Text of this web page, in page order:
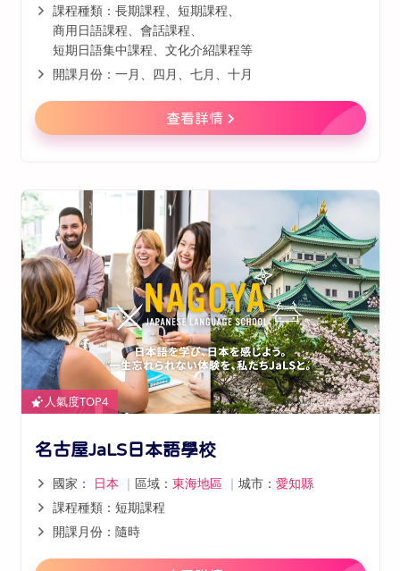
課程種類：長期課程、短期課程、
商用日語課程、會話課程、
短期日語集中課程、文化介紹課程等
開課月份：一月、四月、七月、十月
查看詳情
人氣度TOP4
名古屋JaLS日本語學校
國家： 日本 ｜ 區域： 東海地區 ｜ 城市： 愛知縣
課程種類：短期課程
開課月份：隨時